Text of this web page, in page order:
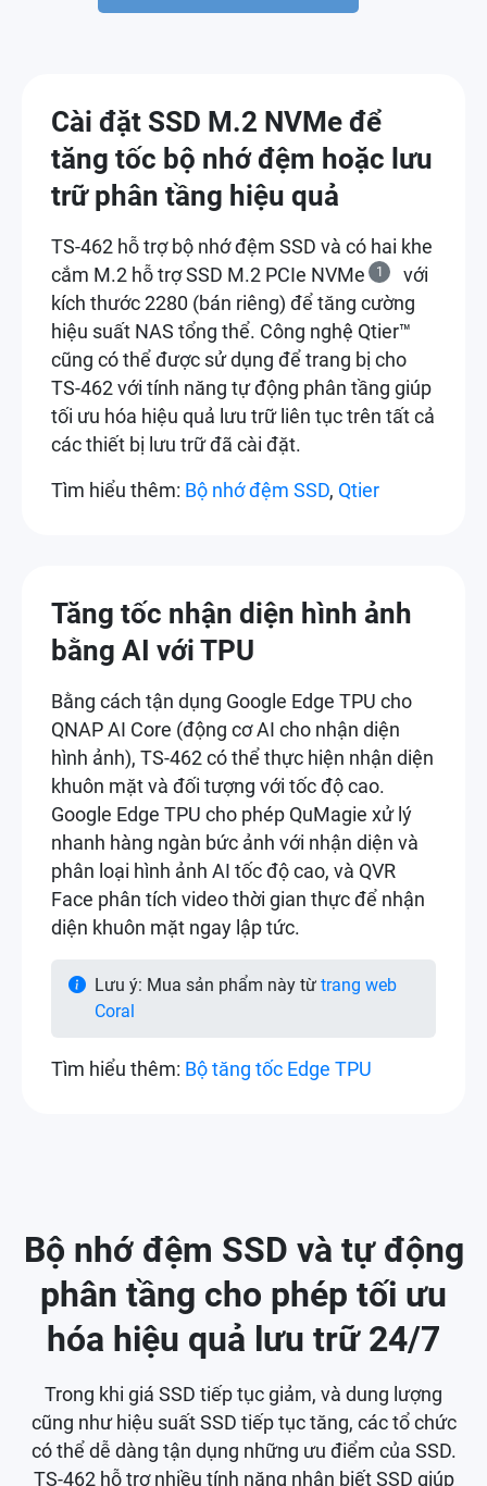
Cài đặt SSD M.2 NVMe để
tăng tốc bộ nhớ đệm hoặc lưu
trữ phân tầng hiệu quả
TS-462 hỗ trợ bộ nhớ đệm SSD và có hai khe
cắm M.2 hỗ trợ SSD M.2 PCIe NVMe
1
với
kích thước 2280 (bán riêng) để tăng cường
hiệu suất NAS tổng thể. Công nghệ Qtier™
cũng có thể được sử dụng để trang bị cho
TS-462 với tính năng tự động phân tầng giúp
tối ưu hóa hiệu quả lưu trữ liên tục trên tất cả
các thiết bị lưu trữ đã cài đặt.
Tìm hiểu thêm: Bộ nhớ đệm SSD, Qtier
Tăng tốc nhận diện hình ảnh
bằng AI với TPU
Bằng cách tận dụng Google Edge TPU cho
QNAP AI Core (động cơ AI cho nhận diện
hình ảnh), TS-462 có thể thực hiện nhận diện
khuôn mặt và đối tượng với tốc độ cao.
Google Edge TPU cho phép QuMagie xử lý
nhanh hàng ngàn bức ảnh với nhận diện và
phân loại hình ảnh AI tốc độ cao, và QVR
Face phân tích video thời gian thực để nhận
diện khuôn mặt ngay lập tức.
Lưu ý: Mua sản phẩm này từtrang web
Coral
Tìm hiểu thêm: Bộ tăng tốc Edge TPU
Bộ nhớ đệm SSD và tự động
phân tầng cho phép tối ưu
hóa hiệu quả lưu trữ 24/7
Trong khi giá SSD tiếp tục giảm, và dung lượng
cũng như hiệu suất SSD tiếp tục tăng, các tổ chức
có thể dễ dàng tận dụng những ưu điểm của SSD.
TS-462 hỗ trợ nhiều tính năng nhận biết SSD giúp